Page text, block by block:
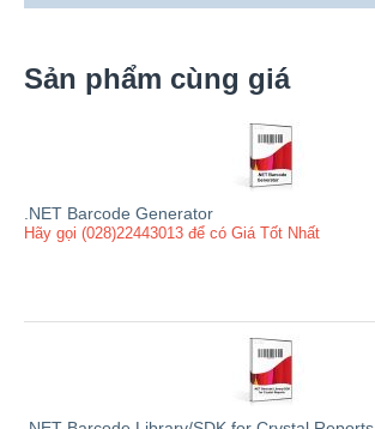
Sản phẩm cùng giá
.NET Barcode Generator
Hãy gọi (028)22443013 để có Giá Tốt Nhất